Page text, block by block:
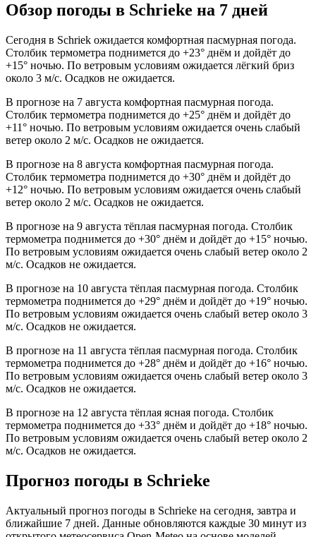
Обзор погоды в Schriekе на 7 дней
Сегодня в Schriek ожидается комфортная пасмурная погода.
Столбик термометра поднимется до +23° днём и дойдёт до
+15° ночью. По ветровым условиям ожидается лёгкий бриз
около 3 м/с. Осадков не ожидается.
В прогнозе на 7 августа комфортная пасмурная погода.
Столбик термометра поднимется до +25° днём и дойдёт до
+11° ночью. По ветровым условиям ожидается очень слабый
ветер около 2 м/с. Осадков не ожидается.
В прогнозе на 8 августа комфортная пасмурная погода.
Столбик термометра поднимется до +30° днём и дойдёт до
+12° ночью. По ветровым условиям ожидается очень слабый
ветер около 2 м/с. Осадков не ожидается.
В прогнозе на 9 августа тёплая пасмурная погода. Столбик
термометра поднимется до +30° днём и дойдёт до +15° ночью.
По ветровым условиям ожидается очень слабый ветер около 2
м/с. Осадков не ожидается.
В прогнозе на 10 августа тёплая пасмурная погода. Столбик
термометра поднимется до +29° днём и дойдёт до +19° ночью.
По ветровым условиям ожидается очень слабый ветер около 3
м/с. Осадков не ожидается.
В прогнозе на 11 августа тёплая пасмурная погода. Столбик
термометра поднимется до +28° днём и дойдёт до +16° ночью.
По ветровым условиям ожидается очень слабый ветер около 3
м/с. Осадков не ожидается.
В прогнозе на 12 августа тёплая ясная погода. Столбик
термометра поднимется до +33° днём и дойдёт до +18° ночью.
По ветровым условиям ожидается очень слабый ветер около 2
м/с. Осадков не ожидается.
Прогноз погоды в Schriekе
Актуальный прогноз погоды в Schriekе на сегодня, завтра и
ближайшие 7 дней. Данные обновляются каждые 30 минут из